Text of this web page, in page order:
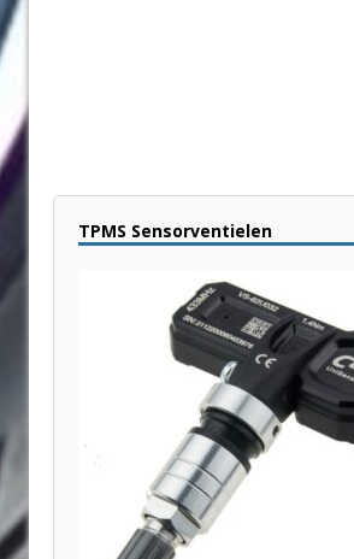
TPMS Sensorventielen